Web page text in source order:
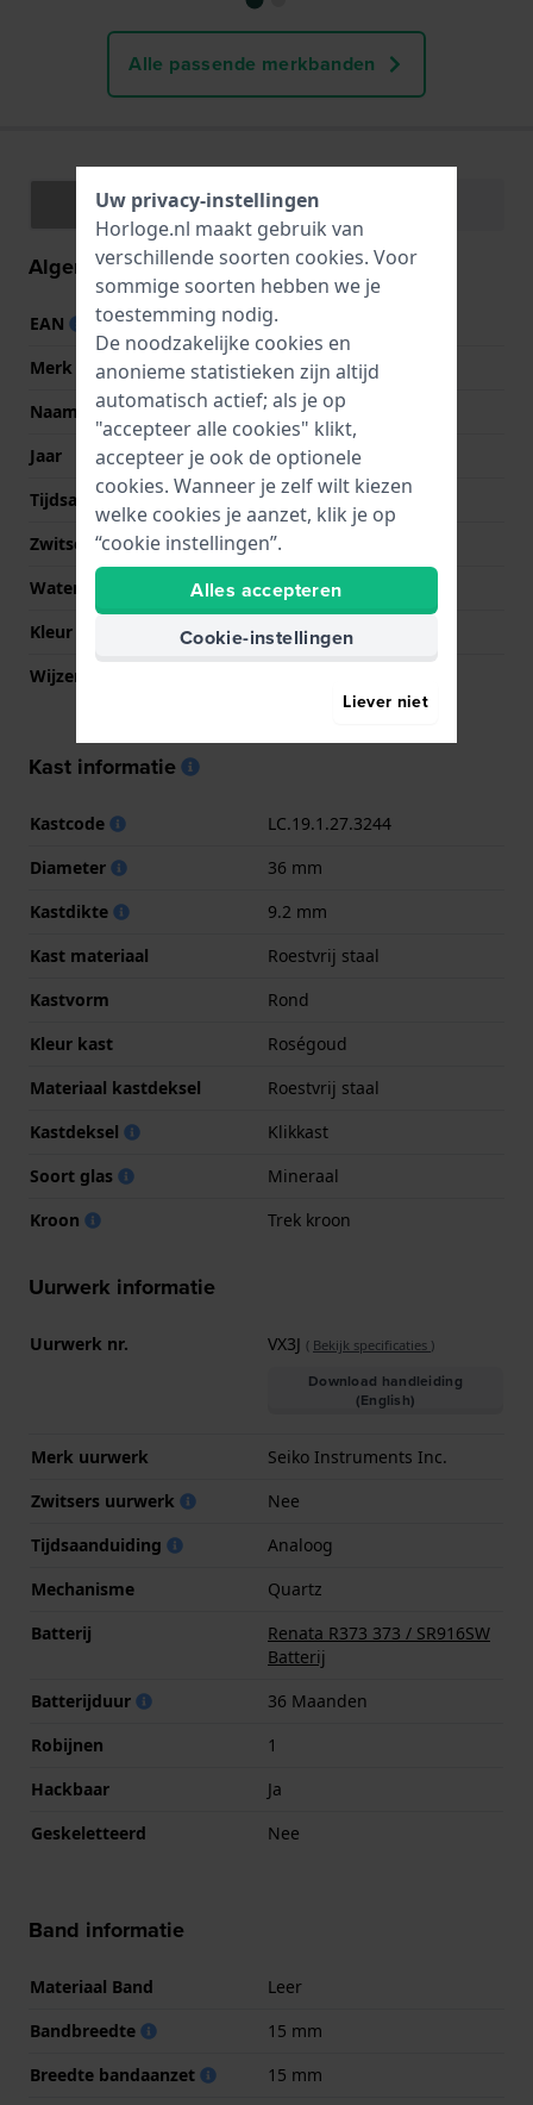
Alle passende merkbanden
Specificaties
Algemene informatie
EAN
7613272459655
Merk
Lacoste
Naam
Birdie
Jaar
2022 Lente/Zomer
Tijdsaanduiding
Analoog
Zwitsers fabricaat
Nee
Waterdichtheid
5 Bar (douchen)
Kleur wijzerplaat
Roze
Wijzer kleuren (u,m,s)
Roségoud
Kast informatie
Kastcode
LC.19.1.27.3244
Diameter
36 mm
Kastdikte
9.2 mm
Kast materiaal
Roestvrij staal
Kastvorm
Rond
Kleur kast
Roségoud
Materiaal kastdeksel
Roestvrij staal
Kastdeksel
Klikkast
Soort glas
Mineraal
Kroon
Trek kroon
Uurwerk informatie
Uurwerk nr. VX3J ( Bekijk specificaties )
Download handleiding
(English)
Merk uurwerk
Seiko Instruments Inc.
Zwitsers uurwerk
Nee
Tijdsaanduiding
Analoog
Mechanisme
Quartz
Batterij
Renata R373 373 / SR916SW
Batterij
Batterijduur
36 Maanden
Robijnen
1
Hackbaar
Ja
Geskeletteerd
Nee
Band informatie
Materiaal Band
Leer
Bandbreedte
15 mm
Breedte bandaanzet
15 mm
Uw privacy-instellingen
Horloge.nl maakt gebruik van
verschillende soorten cookies. Voor
sommige soorten hebben we je
toestemming nodig.
De noodzakelijke cookies en
anonieme statistieken zijn altijd
automatisch actief; als je op
"accepteer alle cookies" klikt,
accepteer je ook de optionele
cookies. Wanneer je zelf wilt kiezen
welke cookies je aanzet, klik je op
“cookie instellingen”.
Alles accepteren
Cookie-instellingen
Liever niet